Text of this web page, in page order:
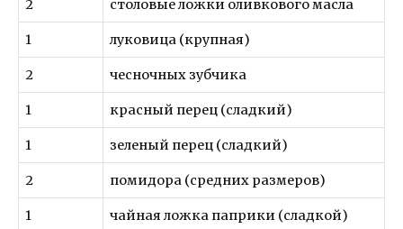
2 столовые ложки оливкового масла
1 луковица (крупная)
2 чесночных зубчика
1 красный перец (сладкий)
1 зеленый перец (сладкий)
2 помидора (средних размеров)
1 чайная ложка паприки (сладкой)